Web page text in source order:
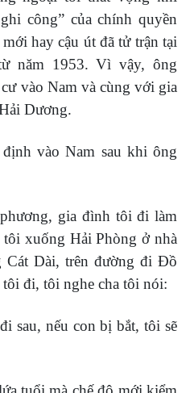
công” của chính quyền
hay cậu út đã tử trận tại
năm 1953. Vì vậy, ông
vào Nam và cùng với gia
Dương.
vào Nam sau khi ông
gia đình tôi đi làm
xuống Hải Phòng ở nhà
Cát Dài, trên đường đi Đồ
đi, tôi nghe cha tôi nói:
sau, nếu con bị bắt, tôi sẽ